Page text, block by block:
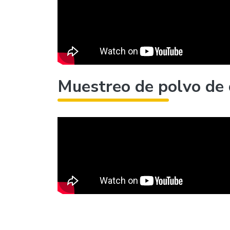
Muestreo de polvo de